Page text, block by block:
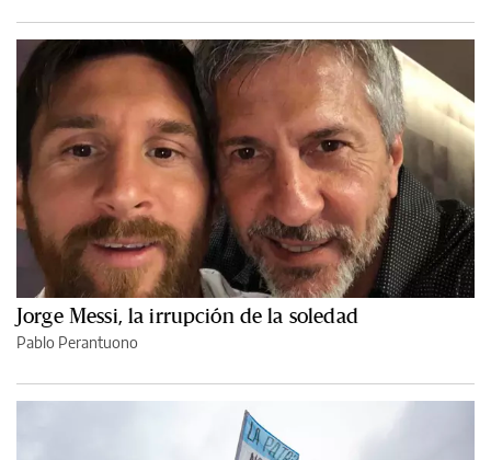
Jorge Messi, la irrupción de la soledad
Pablo Perantuono